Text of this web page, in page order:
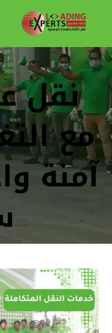
نقل
مع